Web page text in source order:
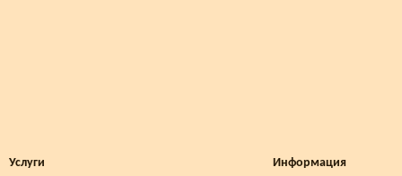
Услуги
Информация